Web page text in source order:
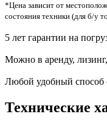
*Цена зависит от
состояния техники (для б/у
5 лет гарантии на
Можно в аренду,
Любой удобный способ
Технические